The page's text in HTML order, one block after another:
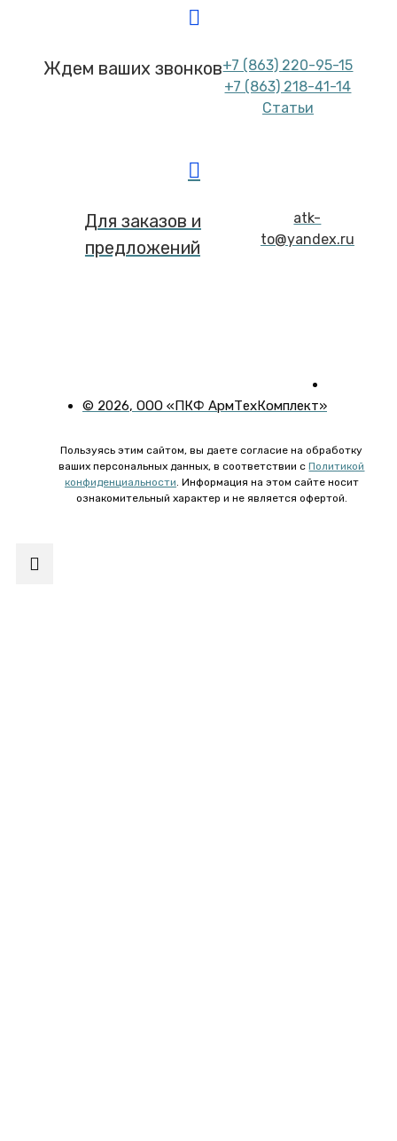
Ждем ваших звонков+7 (863) 220-95-15
+7 (863) 218-41-14
Статьи
Для заказов и
предложений
atk-
to@yandex.ru
© 2026, ООО «ПКФ АрмТехКомплект»
Пользуясь этим сайтом, вы даете согласие на обработку
ваших персональных данных, в соответствии сПолитикой
конфиденциальности. Информация на этом сайте носит
ознакомительный характер и не является офертой.